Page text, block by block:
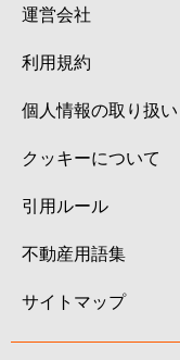
運営会社
利用規約
個人情報の取り扱い
クッキーについて
引用ルール
不動産用語集
サイトマップ